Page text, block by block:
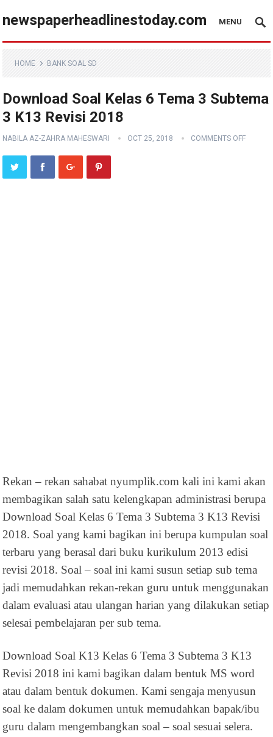
newspaperheadlinestoday.com MENU
HOME BANK SOAL SD
Download Soal Kelas 6 Tema 3 Subtema
3 K13 Revisi 2018
NABILA AZ-ZAHRA MAHESWARI OCT 25, 2018 COMMENTS OFF
Rekan – rekan sahabat nyumplik.com kali ini kami akan
membagikan salah satu kelengkapan administrasi berupa
Download Soal Kelas 6 Tema 3 Subtema 3 K13 Revisi
2018. Soal yang kami bagikan ini berupa kumpulan soal
terbaru yang berasal dari buku kurikulum 2013 edisi
revisi 2018. Soal – soal ini kami susun setiap sub tema
jadi memudahkan rekan-rekan guru untuk menggunakan
dalam evaluasi atau ulangan harian yang dilakukan setiap
selesai pembelajaran per sub tema.
Download Soal K13 Kelas 6 Tema 3 Subtema 3 K13
Revisi 2018 ini kami bagikan dalam bentuk MS word
atau dalam bentuk dokumen. Kami sengaja menyusun
soal ke dalam dokumen untuk memudahkan bapak/ibu
guru dalam mengembangkan soal – soal sesuai selera.